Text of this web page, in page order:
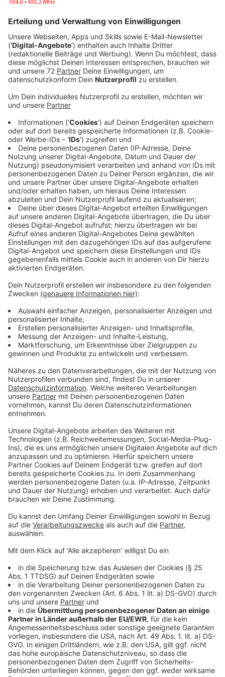
Anzeige
Arztpraxen im Münsterland haben die elektronische
Patientenakte (ePA) getestet und berichten von
positiven Erfahrungen. Ein großer Vorteil ist die
Übersicht über die Medikamente des Patientinnen und
Patienten, die Wechselwirkungen leichter vermeidbar
macht.Die kassenärztliche Vereinigung begrüßt, dass
der bundesweite Start der ePA für die Praxen ab
heute stufenweise und zunächst freiwillig erfolgt.
Anzeige
„Die Pilotierungsphase hat sehr deutlich gezeigt,
welchen Mehrwert die elektronische
Patientenakte im Praxis-Alltag einmal haben
kann. Das haben unsere Modellpraxen unisono
zurückgemeldet. Wie bei der Einführung einer
digitalen Massenanwendung zu erwarten war, gilt
es allerdings noch einige Herausforderungen zu
meistern. Stand heute hat die ePA noch nicht
den dafür nötigen Reifegrad erreicht. Eine
sofortige Nutzungsverpflichtung hätte zu
großen Akzeptanzproblemen geführt. Daher ist
die stufenweise Einführung der richtige Weg“,
sagt Anke Richter-Scheer, stellvertretende
Vorstandsvorsitzende der KVWL.
Anzeige
Herausforderungen und Kritikpunkte
Anzeige
Trotz der Vorteile gibt es technische Probleme.
Patientinnen und Patienten waren teilweise nicht in
der Lage, den Zugriff auf ihre Akte freizugeben.
Ärztinnen und Ärzte klagen über lange Ladezeiten.
Zudem ist die parallele Nutzung von
Die verpflichtende Einführung der ePA für Arztpraxen
ist erst für Oktober 2025 geplant.
Anzeige
Anzeige